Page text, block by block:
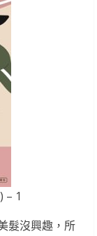
– 1
髮沒興趣，所